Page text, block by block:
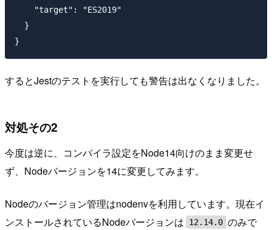
    "target": "ES2019"
  }
するとJestのテストを実行しても警告は出なくなりました。
対処その2
今度は逆に、コンパイラ設定をNode14向けのまま変更せ
ず、Nodeバージョンを14に変更してみます。
Nodeのバージョン管理はnodenvを利用しています。現在イ
ンストールされているNodeバージョンは
12.14.0 のみで